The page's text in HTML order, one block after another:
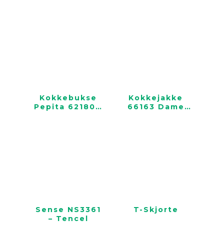
Kokkebukse
Pepita 62180 –
Kokkejakke
66163 Dame
Sense NS3361
– Tencel
T-Skjorte